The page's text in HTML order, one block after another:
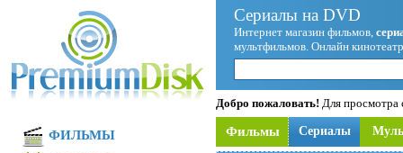
Сериалы на DVD
Интернет магазин фильмов,
мультфильмов. Онлайн
Добро пожаловать! Для просмотра
Фильмы Сериалы
ФИЛЬМЫ